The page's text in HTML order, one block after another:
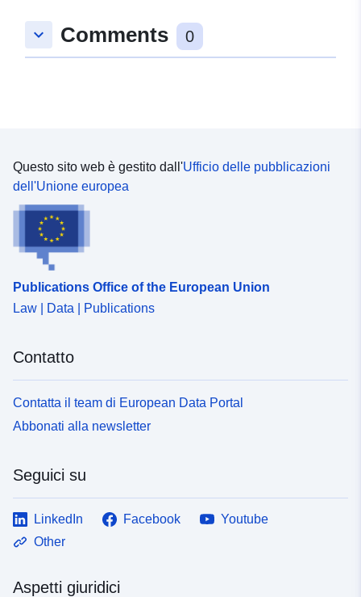
keyboard_arrow_down Comments 0
Questo sito web è gestito dall'Ufficio delle pubblicazioni
dell'Unione europea
Publications Office of the European Union
Law | Data | Publications
Contatto
Contatta il team di European Data Portal
Abbonati alla newsletter
Seguici su
LinkedIn Facebook
Youtube
Other
Aspetti giuridici